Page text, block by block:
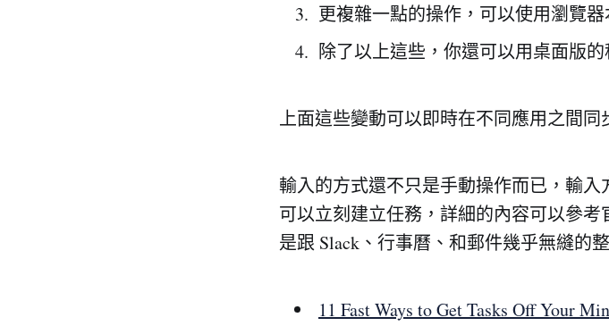
更複雜一點的操作，可以使用瀏覽
除了以上這些，你還可以用桌面版
上面這些變動可以即時在不同應用之間同
輸入的方式還不只是手動操作而已，輸
可以立刻建立任務，詳細的內容可以參
是跟 Slack、行事曆、和郵件幾乎無縫的
11 Fast Ways to Get Tasks Off Your